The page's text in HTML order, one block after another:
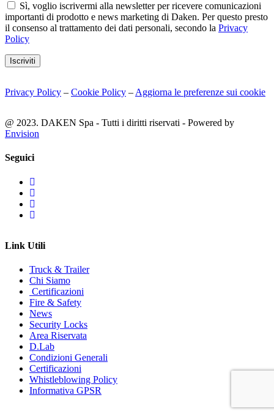
Sì, voglio iscrivermi alla newsletter per ricevere comunicazioni
importanti di prodotto e news marketing di Daken. Per questo presto
il consenso al trattamento dei dati personali, secondo la Privacy
Policy
Iscriviti
Privacy Policy – Cookie Policy – Aggiorna le preferenze sui cookie
@ 2023. DAKEN Spa - Tutti i diritti riservati - Powered by
Envision
Seguici
Link Utili
Truck & Trailer
Chi Siamo
Certificazioni
Fire & Safety
News
Security Locks
Area Riservata
D.Lab
Condizioni Generali
Certificazioni
Whistleblowing Policy
Informativa GPSR